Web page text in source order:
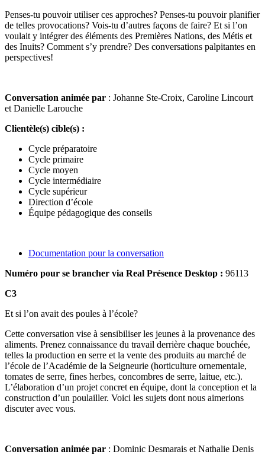
Penses-tu pouvoir utiliser ces approches? Penses-tu pouvoir planifier
de telles provocations? Vois-tu d’autres façons de faire? Et si l’on
voulait y intégrer des éléments des Premières Nations, des Métis et
des Inuits? Comment s’y prendre? Des conversations palpitantes en
perspectives!
Conversation animée par : Johanne Ste-Croix, Caroline Lincourt
et Danielle Larouche
Clientèle(s) cible(s) :
Cycle préparatoire
Cycle primaire
Cycle moyen
Cycle intermédiaire
Cycle supérieur
Direction d’école
Équipe pédagogique des conseils
Documentation pour la conversation
Numéro pour se brancher via Real Présence Desktop : 96113
C3
Et si l’on avait des poules à l’école?
Cette conversation vise à sensibiliser les jeunes à la provenance des
aliments. Prenez connaissance du travail derrière chaque bouchée,
telles la production en serre et la vente des produits au marché de
l’école de l’Académie de la Seigneurie (horticulture ornementale,
tomates de serre, fines herbes, concombres de serre, laitue, etc.).
L’élaboration d’un projet concret en équipe, dont la conception et la
construction d’un poulailler. Voici les sujets dont nous aimerions
discuter avec vous.
Conversation animée par : Dominic Desmarais et Nathalie Denis